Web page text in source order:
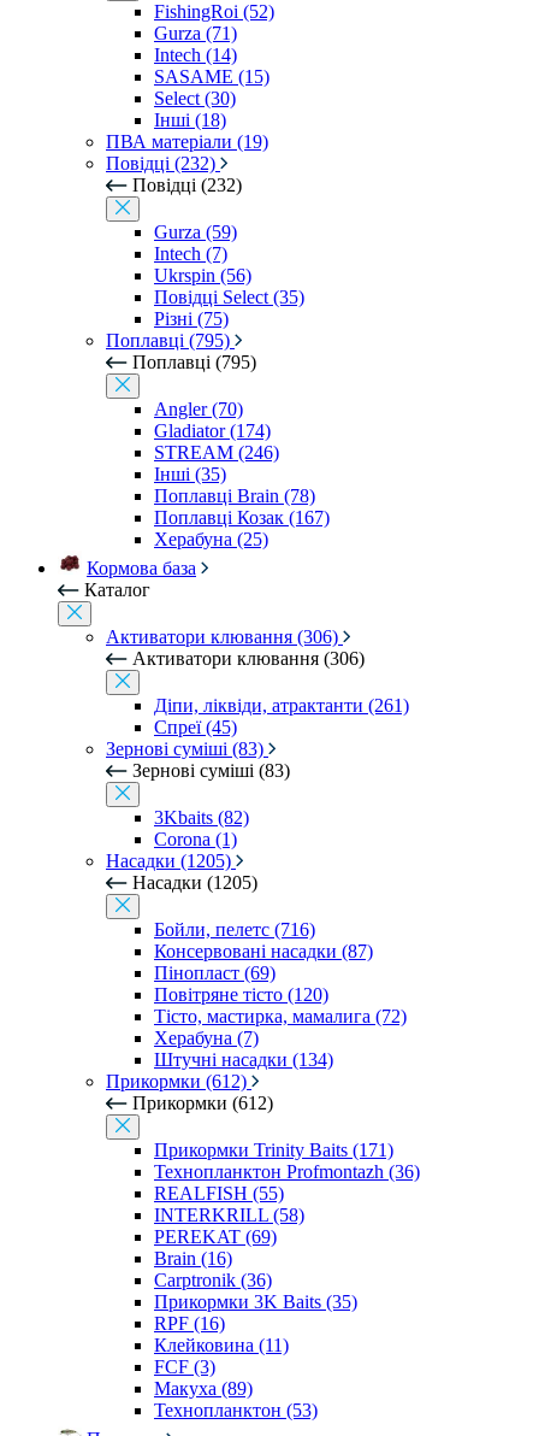
FishingRoi (52)
Gurza (71)
Intech (14)
SASAME (15)
Select (30)
Інші (18)
ПВА матеріали (19)
Повідці (232)
Повідці (232)
Gurza (59)
Intech (7)
Ukrspin (56)
Повідці Select (35)
Різні (75)
Поплавці (795)
Поплавці (795)
Angler (70)
Gladiator (174)
STREAM (246)
Інші (35)
Поплавці Brain (78)
Поплавці Козак (167)
Херабуна (25)
Кормова база
Каталог
Активатори клювання (306)
Активатори клювання (306)
Діпи, ліквіди, атрактанти (261)
Спреї (45)
Зернові суміші (83)
Зернові суміші (83)
3Kbaits (82)
Corona (1)
Насадки (1205)
Насадки (1205)
Бойли, пелетс (716)
Консервовані насадки (87)
Пінопласт (69)
Повітряне тісто (120)
Тісто, мастирка, мамалига (72)
Херабуна (7)
Штучні насадки (134)
Прикормки (612)
Прикормки (612)
Прикормки Trinity Baits (171)
Технопланктон Profmontazh (36)
REALFISH (55)
INTERKRILL (58)
PEREKAT (69)
Brain (16)
Carptronik (36)
Прикормки 3K Baits (35)
RPF (16)
Клейковина (11)
FCF (3)
Макуха (89)
Технопланктон (53)